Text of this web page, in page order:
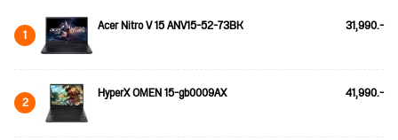
1 Acer Nitro V 15 ANV15-52-73BK 31,990.-
2 HyperX OMEN 15-gb0009AX 41,990.-